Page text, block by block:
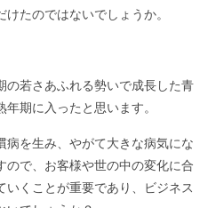
たのではないでしょうか。
の若さあふれる勢いで成長した青
期に入ったと思います。
病を生み、やがて大きな病気にな
ので、お客様や世の中の変化に合
いくことが重要であり、ビジネス